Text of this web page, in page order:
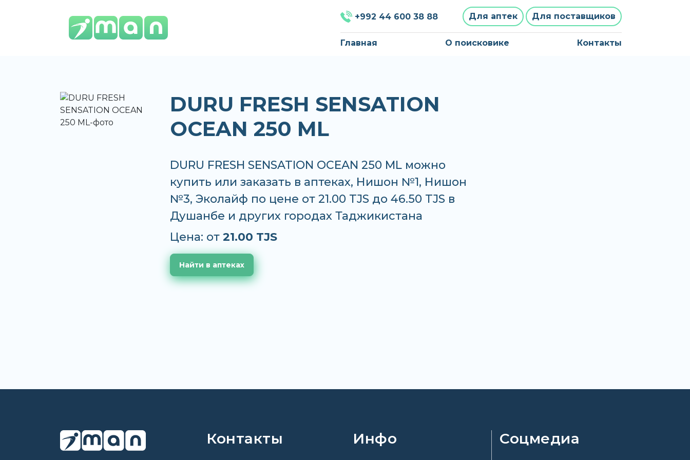
+992 44 600 38 88 Для аптек Для поставщиков
Главная О поисковике Контакты
DURU FRESH SENSATION
OCEAN 250 ML
DURU FRESH SENSATION OCEAN 250 ML можно
купить или заказать в аптеках, Нишон №1, Нишон
№3, Эколайф по цене от 21.00 TJS до 46.50 TJS в
Душанбе и других городах Таджикистана
Цена: от 21.00 TJS
Найти в аптеках
Контакты Инфо Соцмедиа